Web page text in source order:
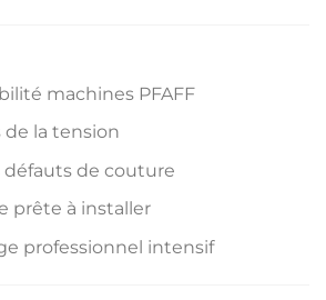
machines PFAFF
de la tension
de couture
prête à installer
professionnel intensif